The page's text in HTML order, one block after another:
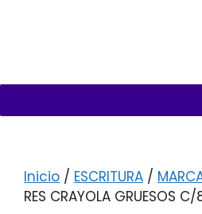
Inicio / ESCRITURA /
RES CRAYOLA GRUESOS